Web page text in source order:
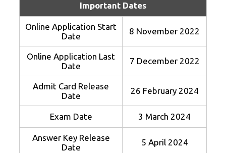
Important Dates
Online Application Start
Date
8 November 2022
Online Application Last
Date
7 December 2022
Admit Card Release
Date
26 February 2024
Exam Date 3 March 2024
Answer Key Release
Date
5 April 2024